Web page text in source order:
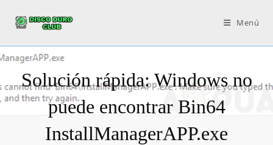
Menú
Solución rápida: Windows no
puede encontrar Bin64
InstallManagerAPP.exe